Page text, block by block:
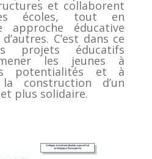
et collaborent
écoles, tout en
approche éducative
C’est dans ce
projets éducatifs
les jeunes à
potentialités et à
la construction d’un
plus solidaire.